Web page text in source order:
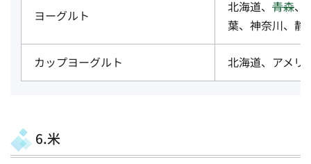
ヨーグルト
北海道、 青森、
葉、神奈川、静
カップヨーグルト 北海道、アメリ
6.米